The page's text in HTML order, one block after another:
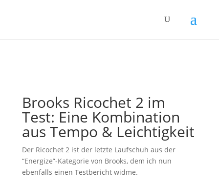
Brooks Ricochet 2 im
Test: Eine Kombination
aus Tempo & Leichtigkeit
Der Ricochet 2 ist der letzte Laufschuh aus der
“Energize”-Kategorie von Brooks, dem ich nun
ebenfalls einen Testbericht widme.